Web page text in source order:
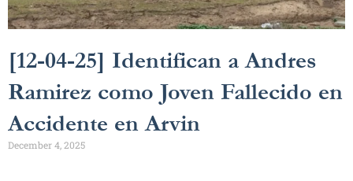
[12-04-25] Identifican a Andres
Ramirez como Joven Fallecido en
Accidente en Arvin
December 4, 2025